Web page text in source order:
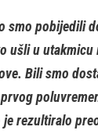
smo pobijedili
ušli u
Bili smo
rezultiralo